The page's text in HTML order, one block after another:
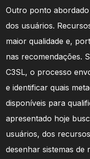
Outro ponto
dos usuários.
maior qualidade e,
nas recomendações.
C3SL, o processo
e identificar quais
disponíveis para
apresentado hoje
usuários, dos
desenhar sistemas de